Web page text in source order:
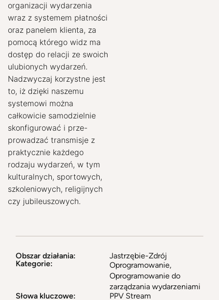
organizacji wydarzenia
wraz z systemem płatności
oraz panelem klienta, za
pomocą którego widz ma
dostęp do relacji ze swoich
ulubionych wydarzeń.
Nadzwyczaj korzystne jest
to, iż dzięki naszemu
systemowi można
całkowicie samodzielnie
skonfigurować i prze-
prowadzać transmisje z
praktycznie każdego
rodzaju wydarzeń, w tym
kulturalnych, sportowych,
szkoleniowych, religijnych
czy jubileuszowych.
Obszar działania:
Jastrzębie-Zdrój
Kategorie:
Oprogramowanie,
Oprogramowanie do
zarządzania wydarzeniami
Słowa kluczowe:
PPV Stream